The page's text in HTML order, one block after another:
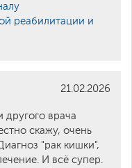
реабилитации и
21.02.2026
другого врача
скажу, очень
"рак кишки",
И всё супер.